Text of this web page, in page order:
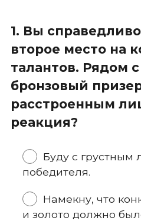
1. Вы
второе место на
талантов. Рядом
бронзовый
расстроенным
реакция?
Буду с грустным
победителя.
Намекну, что
и золото должно